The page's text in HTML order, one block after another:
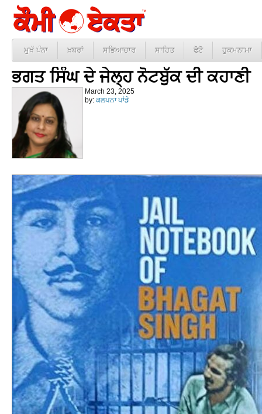
ਮੁਖੱ ਪੰਨਾ ਖ਼ਬਰਾਂ ਸਭਿਆਚਾਰ ਸਾਹਿਤ ਫੋਟੋ ਹੁਕਮਨਾਮਾ
ਭਗਤ ਸਿੰਘ ਦੇ ਜੇਲ੍ਹ ਨੋਟਬੁੱਕ ਦੀ ਕਹਾਣੀ
March 23, 2025
by: ਕਲਪਨਾ ਪਾਂਡੇ